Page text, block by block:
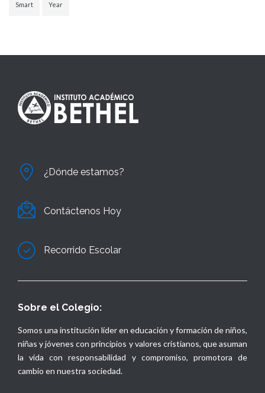
Smart Year
¿Dónde estamos?
Contáctenos Hoy
Recorrido Escolar
Sobre el Colegio:
Somos una institución líder en educación y formación de niños,
niñas y jóvenes con principios y valores cristianos, que asuman
la vida con responsabilidad y compromiso, promotora de
cambio en nuestra sociedad.